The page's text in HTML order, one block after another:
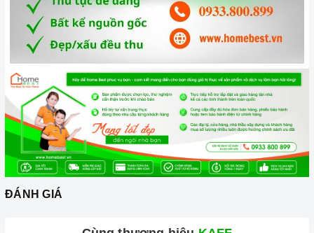
Xem thêm tại đây: Home Best Care - Trung tâm bảo trì, sửa
chữa thiết bị nhà bếp cao cấp
ĐÁNH GIÁ